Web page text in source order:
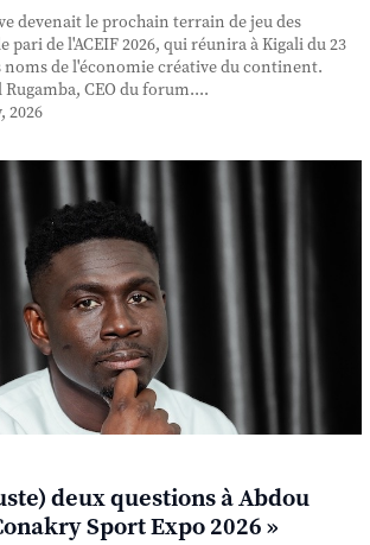
devenait le prochain terrain de jeu des
pari de l'ACEIF 2026, qui réunira à Kigali du 23
noms de l'économie créative du continent.
CEO du forum....
2026
deux questions à Abdou
Sport Expo 2026 »